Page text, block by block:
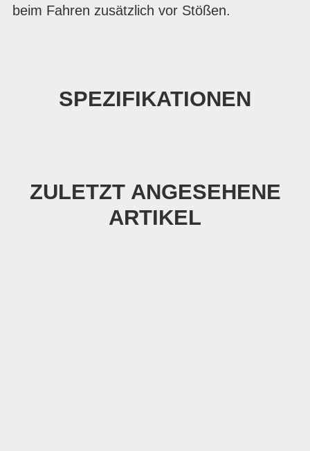
beim Fahren zusätzlich vor Stößen.
SPEZIFIKATIONEN
ZULETZT ANGESEHENE
ARTIKEL